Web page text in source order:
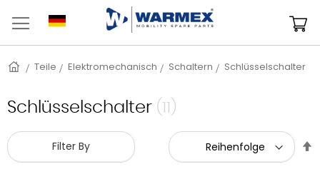
Inhalt
Startseite
Teile Elektromechanisch Schaltern Schlüsselschalter
Schlüsselschalter (11)
Filter By